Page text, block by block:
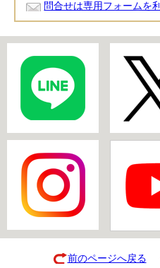
問合せは専用フォームを
前のページへ戻る